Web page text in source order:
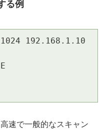
る例
192.168.1.10
速で一般的なスキャン